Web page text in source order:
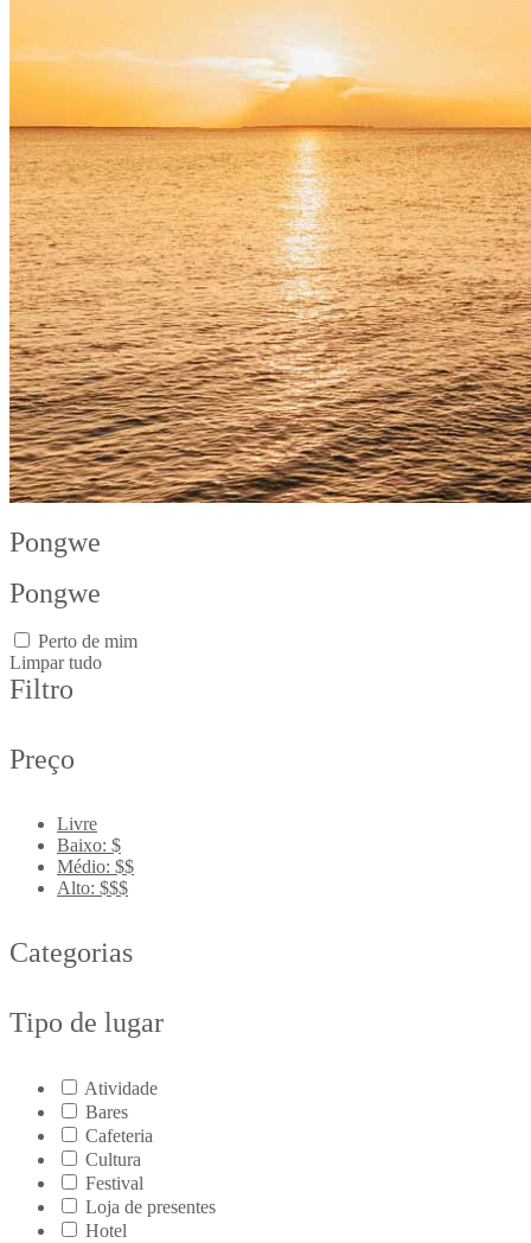
Pongwe
Pongwe
Perto de mim
Limpar tudo
Filtro
Preço
Livre
Baixo: $
Médio: $$
Alto: $$$
Categorias
Tipo de lugar
Atividade
Bares
Cafeteria
Cultura
Festival
Loja de presentes
Hotel